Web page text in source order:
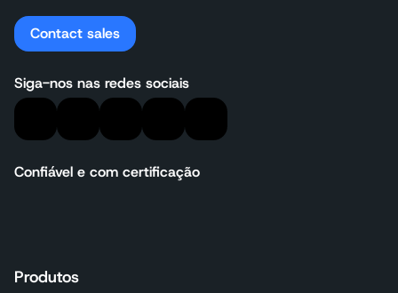
Contact sales
Siga-nos nas redes sociais
Confiável e com certificação
Produtos